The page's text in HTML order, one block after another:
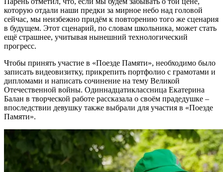
которую отдали наши предки за мирное небо над головой
сейчас, мы неизбежно придём к повторению того же сценария
в будущем. Этот сценарий, по словам школьника, может стать
ещё страшнее, учитывая нынешний технологический
прогресс.
Чтобы принять участие в «Поезде Памяти», необходимо было
записать видеовизитку, прикрепить портфолио с грамотами и
дипломами и написать сочинение на тему Великой
Отечественной войны. Одиннадцатиклассница Екатерина
Балан в творческой работе рассказала о своём прадедушке –
впоследствии девушку также выбрали для участия в «Поезде
Памяти».